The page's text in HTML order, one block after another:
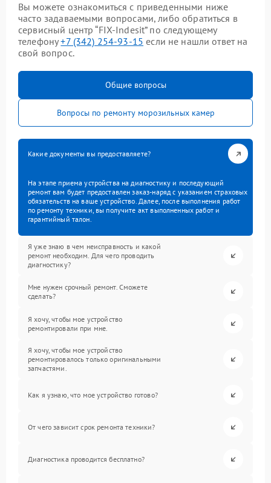
Вы можете ознакомиться с приведенными ниже
часто задаваемыми вопросами, либо обратиться в
сервисный центр “FIX-Indesit” по следующему
телефону+7 (342) 254-93-15 если не нашли ответ на
свой вопрос.
Общие вопросы
Вопросы по ремонту морозильных камер
Какие документы вы предоставляете?
На этапе приема устройства на диагностику и последующий
ремонт вам будет предоставлен заказ-наряд с указанием страховых
обязательств на ваше устройство. Далее, после выполнения работ
по ремонту техники, вы получите акт выполненных работ и
гарантийный талон.
Я уже знаю в чем неисправность и какой
ремонт необходим. Для чего проводить
диагностику?
Мне нужен срочный ремонт. Сможете
сделать?
Я хочу, чтобы мое устройство
ремонтировали при мне.
Я хочу, чтобы мое устройство
ремонтировалось только оригинальными
запчастями.
Как я узнаю, что мое устройство готово?
От чего зависит срок ремонта техники?
Диагностика проводится бесплатно?